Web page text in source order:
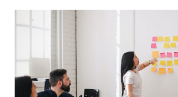
RERUM
FACILIS
EST
ET
EXPEDITA
DISTINCTIO